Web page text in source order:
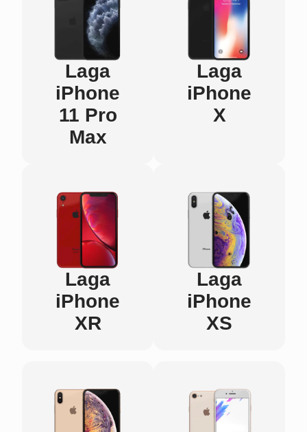
Laga
iPhone
11 Pro
Max
Laga
iPhone
X
Laga
iPhone
XR
Laga
iPhone
XS